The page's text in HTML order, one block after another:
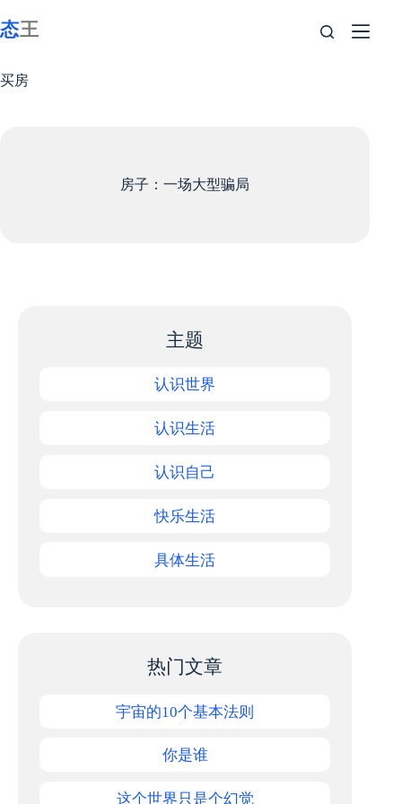
至
买房
房子：一场大型骗局
主题
认识世界
认识生活
认识自己
快乐生活
具体生活
热门文章
宇宙的10个基本法则
你是谁
这个世界只是个幻觉